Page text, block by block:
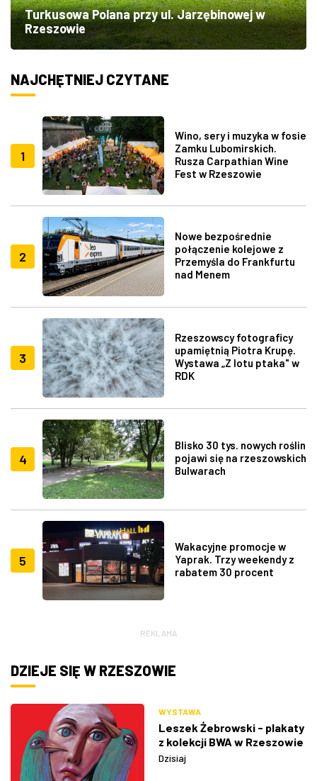
Turkusowa Polana przy ul. Jarzębinowej w
Rzeszowie
NAJCHĘTNIEJ CZYTANE
1
Wino, sery i muzyka w fosie
Zamku Lubomirskich.
Rusza Carpathian Wine
Fest w Rzeszowie
2
Nowe bezpośrednie
połączenie kolejowe z
Przemyśla do Frankfurtu
nad Menem
3
Rzeszowscy fotograficy
upamiętnią Piotra Krupę.
Wystawa „Z lotu ptaka" w
RDK
4
Blisko 30 tys. nowych roślin
pojawi się na rzeszowskich
Bulwarach
5
Wakacyjne promocje w
Yaprak. Trzy weekendy z
rabatem 30 procent
REKLAMA
DZIEJE SIĘ W RZESZOWIE
WYSTAWA
Leszek Żebrowski - plakaty
z kolekcji BWA w Rzeszowie
Dzisiaj